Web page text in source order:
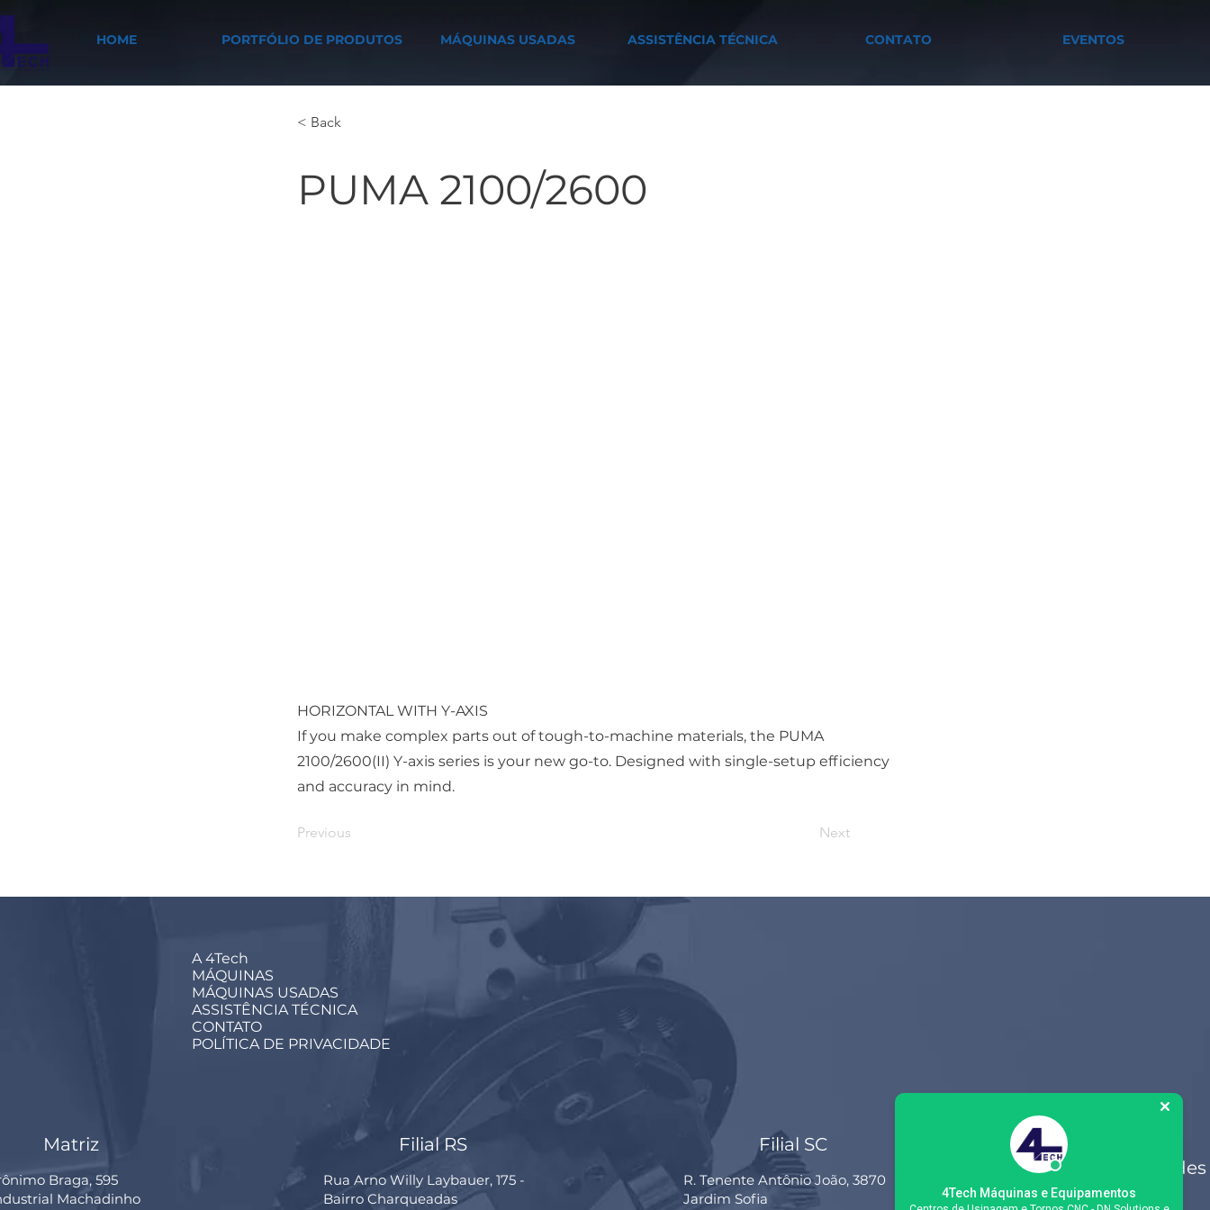
HOME PORTFÓLIO DE PRODUTOS MÁQUINAS USADAS ASSISTÊNCIA TÉCNICA CONTATO EVENTOS
< Back
PUMA 2100/2600
HORIZONTAL WITH Y-AXIS
If you make complex parts out of tough-to-machine materials, the PUMA
2100/2600(II) Y-axis series is your new go-to. Designed with single-setup efficiency
and accuracy in mind.
Previous Next
A 4Tech
MÁQUINAS
MÁQUINAS USADAS
ASSISTÊNCIA TÉCNICA
CONTATO
POLÍTICA DE PRIVACIDADE
Matriz
Braga, 595
Machadinho
Filial RS
Rua Arno Willy Laybauer, 175 -
Bairro Charqueadas
Filial SC
R. Tenente Antônio João, 3870
Jardim Sofia
Siga-nos nas redes
sociais
4Tech Máquinas e Equipamentos